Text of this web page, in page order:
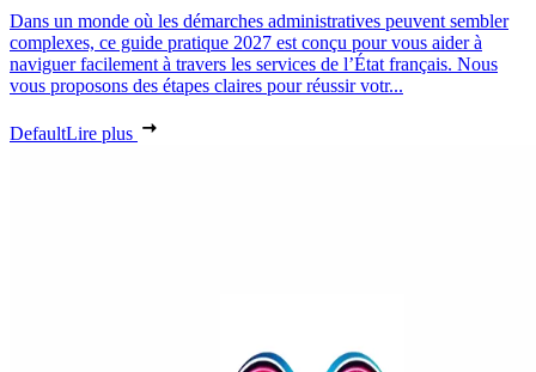
Dans un monde où les démarches administratives peuvent sembler
complexes, ce guide pratique 2027 est conçu pour vous aider à
naviguer facilement à travers les services de l’État français. Nous
vous proposons des étapes claires pour réussir votr...
DefaultLire plus